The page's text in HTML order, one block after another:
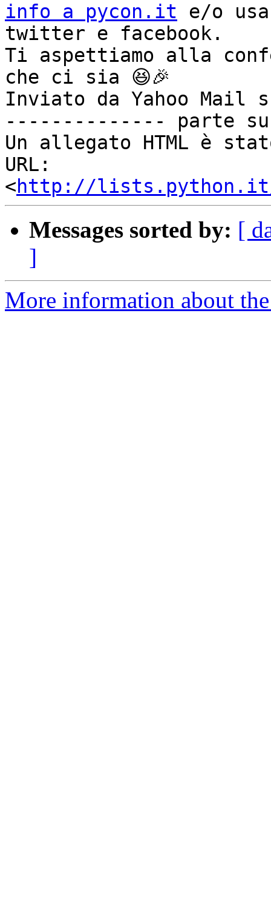
info a pycon.it e/o
twitter e facebook.
Ti aspettiamo alla
che ci sia 😆🎉
Inviato da Yahoo Mail
-------------- parte
Un allegato HTML è
URL:
<http://lists.python.it/
Messages sorted by: [
]
More information about